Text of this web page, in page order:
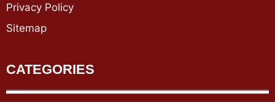
Privacy Policy
Sitemap
CATEGORIES